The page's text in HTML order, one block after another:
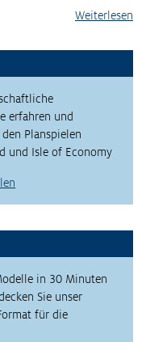
Weiterlesen
erfahren und
Planspielen
und Isle of Economy
in 30 Minuten
Sie unser
für die